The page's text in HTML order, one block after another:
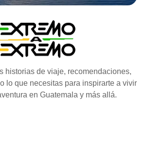
historias de viaje, recomendaciones,
lo que necesitas para inspirarte a vivir
en Guatemala y más allá.